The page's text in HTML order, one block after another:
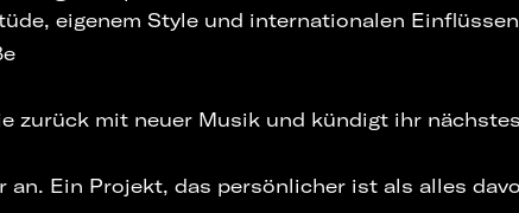
eigenem Style und internationalen
zurück mit neuer Musik und kündigt ihr
an. Ein Projekt, das persönlicher ist als alles